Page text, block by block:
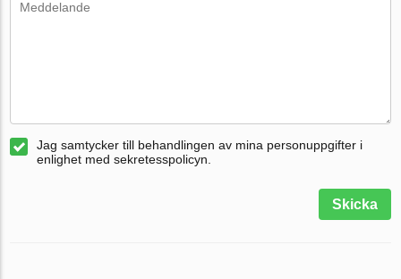
Jag samtycker till behandlingen av mina personuppgifter i
enlighet med sekretesspolicyn.
Skicka